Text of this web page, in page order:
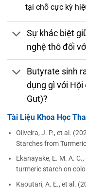
tại chỗ cực kỳ
Sự khác biệt
nghệ thô đối
Butyrate sinh
dụng gì với
Gut)?
Tài Liệu Khoa Học
Oliveira, J. P., et al.
Starches from
Ekanayake, E. M. A.
turmeric starch on
Kaoutari, A. E., et al.